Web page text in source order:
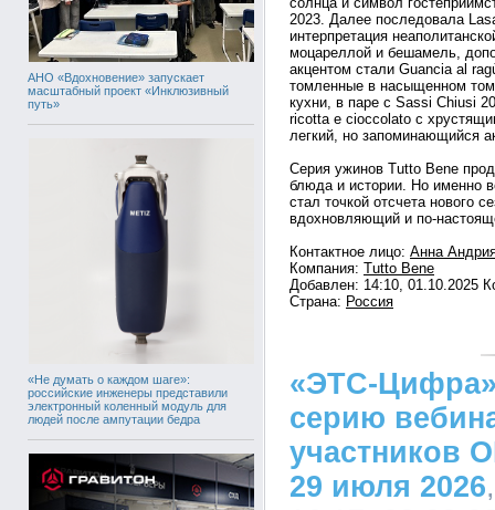
АНО «Вдохновение» запускает
масштабный проект «Инклюзивный
путь»
«Не думать о каждом шаге»:
российские инженеры представили
электронный коленный модуль для
людей после ампутации бедра
2023. Далее последовала
интерпретация
моцареллой и бешамель,
акцентом стали Guancia al
томленные в насыщенном
кухни, в паре с Sassi Chiusi
ricotta e cioccolato с
легкий, но запоминающийся
Серия ужинов Tutto Bene
блюда и истории. Но именно
стал точкой отсчета нового
вдохновляющий и по-
Контактное лицо: Анна
Компания: Tutto Bene
Добавлен: 14:10, 01.10.2025
Страна: Россия
«ЭТС-Цифра»
серию
участников
29 июля 2026